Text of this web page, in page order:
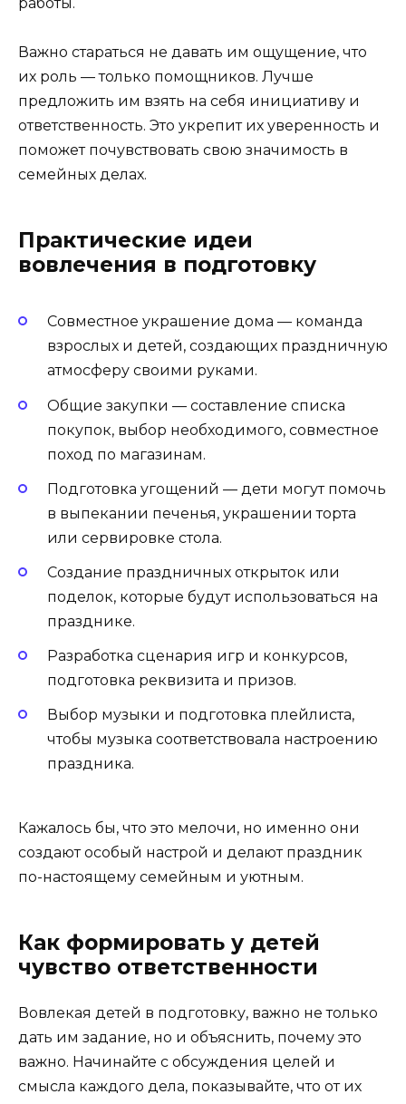
Важно стараться не давать им ощущение, что
их роль — только помощников. Лучше
предложить им взять на себя инициативу и
ответственность. Это укрепит их уверенность и
поможет почувствовать свою значимость в
семейных делах.
Практические идеи
вовлечения в подготовку
Совместное украшение дома — команда
взрослых и детей, создающих праздничную
атмосферу своими руками.
Общие закупки — составление списка
покупок, выбор необходимого, совместное
поход по магазинам.
Подготовка угощений — дети могут помочь
в выпекании печенья, украшении торта
или сервировке стола.
Создание праздничных открыток или
поделок, которые будут использоваться на
празднике.
Разработка сценария игр и конкурсов,
подготовка реквизита и призов.
Выбор музыки и подготовка плейлиста,
чтобы музыка соответствовала настроению
праздника.
Кажалось бы, что это мелочи, но именно они
создают особый настрой и делают праздник
по-настоящему семейным и уютным.
Как формировать у детей
чувство ответственности
Вовлекая детей в подготовку, важно не только
дать им задание, но и объяснить, почему это
важно. Начинайте с обсуждения целей и
смысла каждого дела, показывайте, что от их